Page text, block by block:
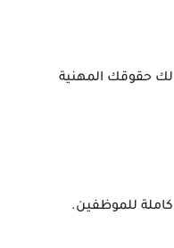
حقوقك المهنية
كاملة للموظفين.